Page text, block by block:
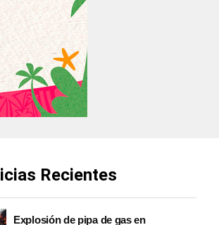
Recientes
Explosión de pipa de gas en